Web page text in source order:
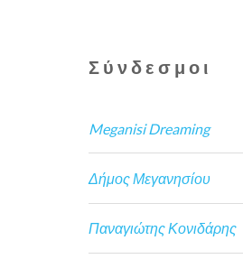
Σύνδεσμοι
Meganisi Dreaming
Δήμος Μεγανησίου
Παναγιώτης Κονιδάρης